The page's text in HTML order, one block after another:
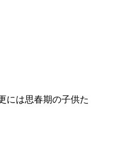
には思春期の子供た